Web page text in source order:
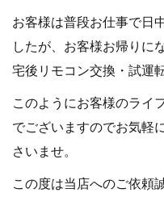
お客様は普段お仕事で日
したが、お客様お帰りに
宅後リモコン交換・試運
このようにお客様のライ
でございますのでお気軽
さいませ。
この度は当店へのご依頼